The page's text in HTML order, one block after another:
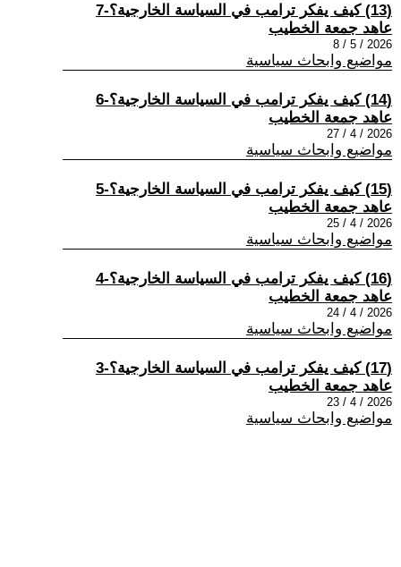
(13) كيف يفكر ترامب في السياسة الخارجية؟-7
عاهد جمعة الخطيب
2026 / 5 / 8
مواضيع وابحاث سياسية
(14) كيف يفكر ترامب في السياسة الخارجية؟-6
عاهد جمعة الخطيب
2026 / 4 / 27
مواضيع وابحاث سياسية
(15) كيف يفكر ترامب في السياسة الخارجية؟-5
عاهد جمعة الخطيب
2026 / 4 / 25
مواضيع وابحاث سياسية
(16) كيف يفكر ترامب في السياسة الخارجية؟-4
عاهد جمعة الخطيب
2026 / 4 / 24
مواضيع وابحاث سياسية
(17) كيف يفكر ترامب في السياسة الخارجية؟-3
عاهد جمعة الخطيب
2026 / 4 / 23
مواضيع وابحاث سياسية